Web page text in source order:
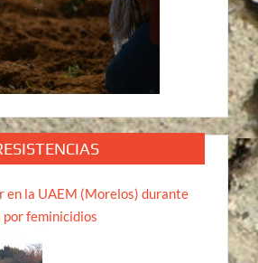
en la UAEM (Morelos) durante
feminicidios